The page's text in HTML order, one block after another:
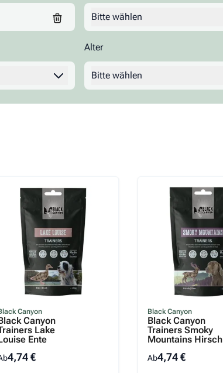
Lunderland
Bitte wählen
Alter
Bitte wählen
Canyon
Canyon
Lake
Ente
4,74 €
Black Canyon
Black Canyon
Trainers Smoky
Mountains Hirsch
Ab4,74 €